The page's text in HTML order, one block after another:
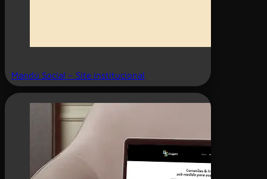
Mandú Social – Site institucional